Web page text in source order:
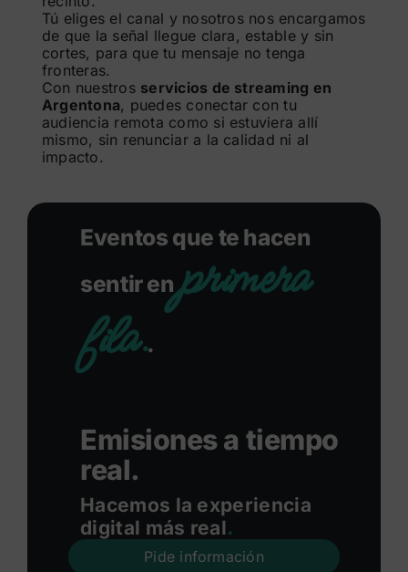
Tú eliges el canal y nosotros nos encargamos
de que la señal llegue clara, estable y sin
cortes, para que tu mensaje no tenga
fronteras.
Con nuestros servicios de streaming en
Argentona, puedes conectar con tu
audiencia remota como si estuviera allí
mismo, sin renunciar a la calidad ni al
impacto.
Eventos que te hacen
sentir enprimera
fila..
Emisiones a tiempo
real.
Hacemos la experiencia
digital más real.
Pide información